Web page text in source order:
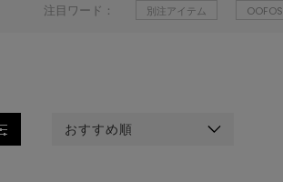
注目ワード： 別注アイテム OOFOS
おすすめ順